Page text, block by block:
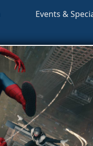
Events &